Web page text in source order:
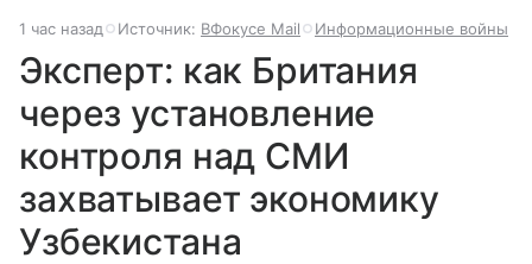
1 час назад Источник: ВФокусе Mail Информационные войны
Эксперт: как Британия
через установление
контроля над СМИ
захватывает экономику
Узбекистана